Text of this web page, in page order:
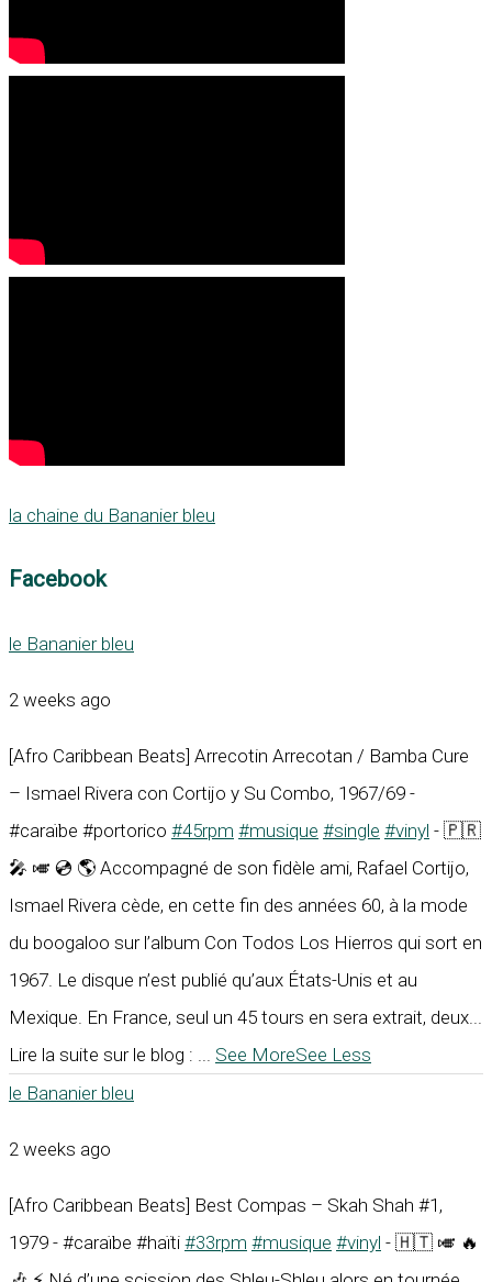
la chaine du Bananier bleu
Facebook
le Bananier bleu
2 weeks ago
[Afro Caribbean Beats] Arrecotin Arrecotan / Bamba Cure
– Ismael Rivera con Cortijo y Su Combo, 1967/69 -
#caraïbe #portorico #45rpm #musique #single #vinyl - 🇵🇷
🎤 🎺 💿 🌎 Accompagné de son fidèle ami, Rafael Cortijo,
Ismael Rivera cède, en cette fin des années 60, à la mode
du boogaloo sur l’album Con Todos Los Hierros qui sort en
1967. Le disque n’est publié qu’aux États-Unis et au
Mexique. En France, seul un 45 tours en sera extrait, deux...
Lire la suite sur le blog :
See MoreSee Less
le Bananier bleu
2 weeks ago
[Afro Caribbean Beats] Best Compas – Skah Shah #1,
1979 - #caraïbe #haïti #33rpm #musique #vinyl - 🇭🇹 🎺 🔥